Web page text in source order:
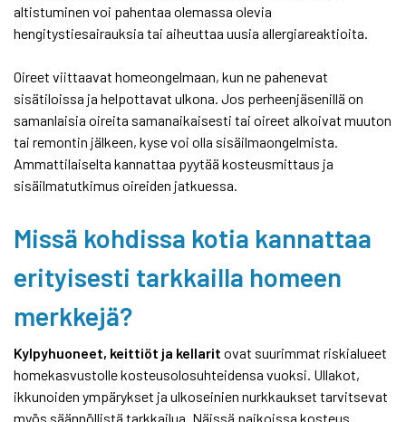
altistuminen voi pahentaa olemassa olevia
hengitystiesairauksia tai aiheuttaa uusia allergiareaktioita.
Oireet viittaavat homeongelmaan, kun ne pahenevat
sisätiloissa ja helpottavat ulkona. Jos perheenjäsenillä on
samanlaisia oireita samanaikaisesti tai oireet alkoivat muuton
tai remontin jälkeen, kyse voi olla sisäilmaongelmista.
Ammattilaiselta kannattaa pyytää kosteusmittaus ja
sisäilmatutkimus oireiden jatkuessa.
Missä kohdissa kotia kannattaa
erityisesti tarkkailla homeen
merkkejä?
Kylpyhuoneet, keittiöt ja kellarit ovat suurimmat riskialueet
homekasvustolle kosteusolosuhteidensa vuoksi. Ullakot,
ikkunoiden ympärykset ja ulkoseinien nurkkaukset tarvitsevat
myös säännöllistä tarkkailua. Näissä paikoissa kosteus